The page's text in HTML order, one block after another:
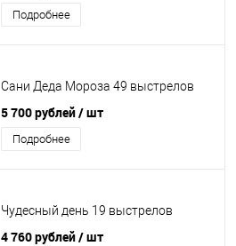
Подробнее
Сани Деда Мороза 49 выстрелов
5 700 рублей/ шт
Подробнее
Чудесный день 19 выстрелов
4 760 рублей/ шт